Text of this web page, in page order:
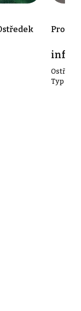
info v
Ostředek
Typ